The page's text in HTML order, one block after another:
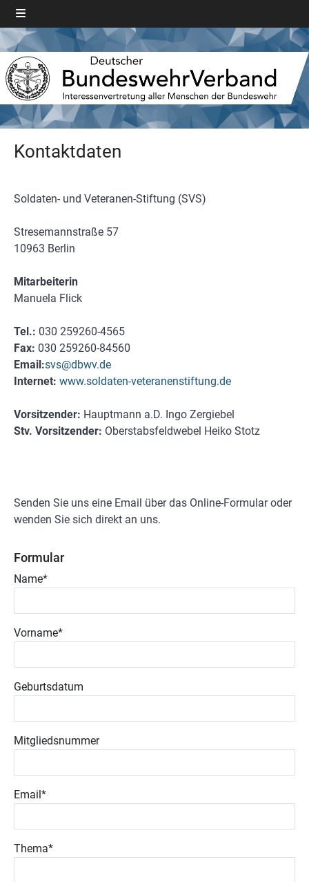
Kontaktdaten
Soldaten- und Veteranen-Stiftung (SVS)
Stresemannstraße 57
10963 Berlin
Mitarbeiterin
Manuela Flick
Tel.: 030 259260-4565
Fax: 030 259260-84560
Email:svs@dbwv.de
Internet: www.soldaten-veteranenstiftung.de
Vorsitzender: Hauptmann a.D. Ingo Zergiebel
Stv. Vorsitzender: Oberstabsfeldwebel Heiko Stotz
Senden Sie uns eine Email über das Online-Formular oder
wenden Sie sich direkt an uns.
Formular
Name*
Vorname*
Geburtsdatum
Mitgliedsnummer
Email*
Thema*